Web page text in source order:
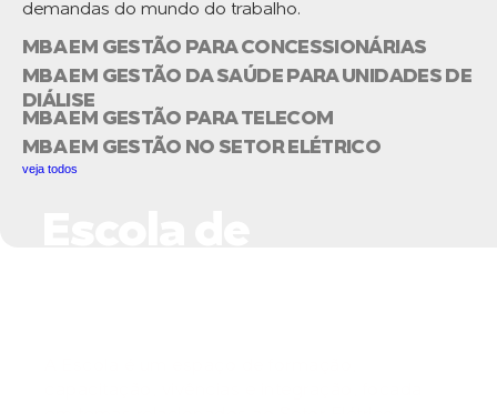
demandas do mundo do trabalho.
MBA EM GESTÃO PARA CONCESSIONÁRIAS
MBA EM GESTÃO DA SAÚDE PARA UNIDADES DE
DIÁLISE
MBA EM GESTÃO PARA TELECOM
MBA EM GESTÃO NO SETOR ELÉTRICO
veja todos